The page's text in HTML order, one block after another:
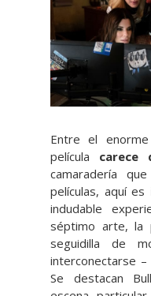
Entre el
película carece
camaradería
películas, aquí es
indudable
séptimo arte, la
seguidilla de
interconectarse
Se destacan